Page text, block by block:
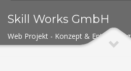
Skill Works GmbH
Web Projekt - Konzept & Entwicklung